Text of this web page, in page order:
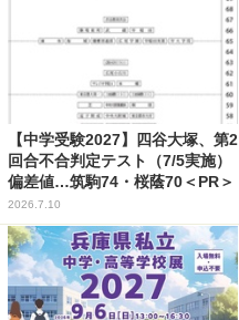
【中学受験2027】四谷大塚、第2
回合不合判定テスト（7/5実施）
偏差値…筑駒74・桜蔭70＜PR＞
2026.7.10